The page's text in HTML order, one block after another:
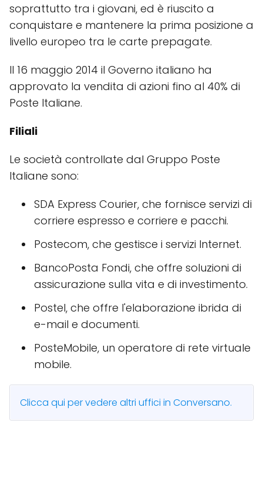
soprattutto tra i giovani, ed è riuscito a
conquistare e mantenere la prima posizione a
livello europeo tra le carte prepagate.
Il 16 maggio 2014 il Governo italiano ha
approvato la vendita di azioni fino al 40% di
Poste Italiane.
Filiali
Le società controllate dal Gruppo Poste
Italiane sono:
SDA Express Courier, che fornisce servizi di
corriere espresso e corriere e pacchi.
Postecom, che gestisce i servizi Internet.
BancoPosta Fondi, che offre soluzioni di
assicurazione sulla vita e di investimento.
Postel, che offre l'elaborazione ibrida di
e-mail e documenti.
PosteMobile, un operatore di rete virtuale
mobile.
Clicca qui per vedere altri uffici in Conversano.